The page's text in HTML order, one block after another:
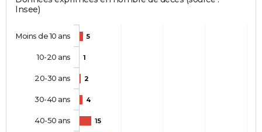
Insee)
5
1
2
4
15
Moins de 10 ans
10-20 ans
20-30 ans
30-40 ans
40-50 ans